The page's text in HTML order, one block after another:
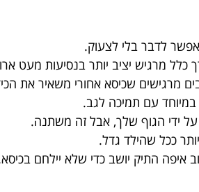
לדבר בלי לצעוק.
כלל מרגיש יציב יותר בנסיעות מעט
מרגישים שכיסא אחורי משאיר את
במיוחד עם תמיכה לגב.
על ידי הגוף שלך, אבל זה משתנה.
ככל שהילד גדל.
איפה התיק יושב כדי שלא יילחם